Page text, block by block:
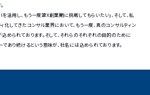
活用し、もう一度第X創業期に挑戦してもらいたい」、そして、私
化してきたコンサル業界において、もう一度、真のコンサルティン
込められております。そして、それらのそれぞれの目的のために
ーであり続けるという意味が、社名には込められております。